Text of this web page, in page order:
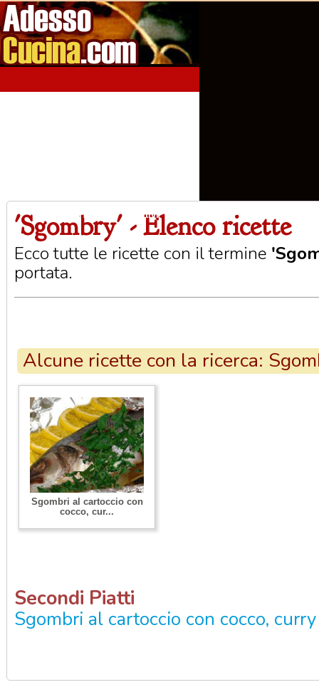
Home Aperitivi Primi Piatti
'Sgombry' - Elenco ricette
Ecco tutte le ricette con il termine
portata.
Alcune ricette con la ricerca:
Sgombri al cartoccio con
cocco, cur...
Secondi Piatti
Sgombri al cartoccio con cocco,